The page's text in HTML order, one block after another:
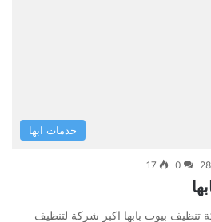
خدمات ابها
0
17
بيوت بابها اكبر شركة لتنظيف